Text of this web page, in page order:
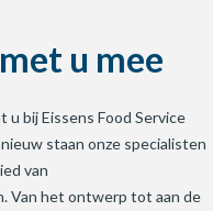
u mee
bij Eissens Food Service
staan onze specialisten
van
Van het ontwerp tot aan de